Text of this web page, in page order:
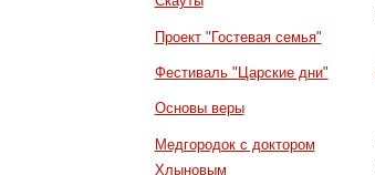
Проект "Гостевая семья"
Фестиваль "Царские дни"
Основы веры
Медгородок с доктором
Хлыновым